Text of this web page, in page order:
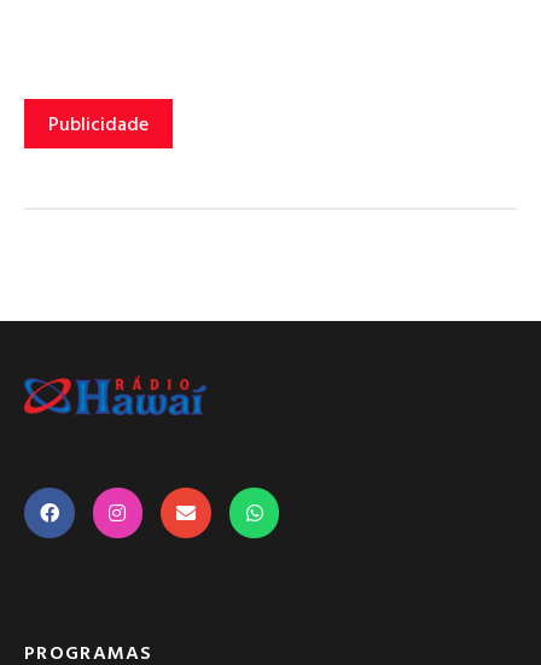
Publicidade
PROGRAMAS